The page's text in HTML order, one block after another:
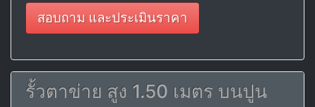
สอบถาม และประเมินราคา
รั้วตาข่าย สูง 1.50 เมตร บนปูน